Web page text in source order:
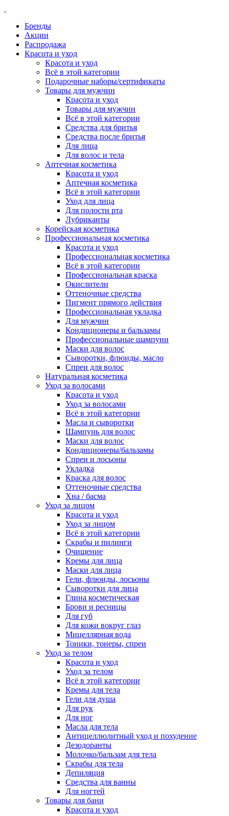
Бренды
Акции
Распродажа
Красота и уход
Красота и уход
Всё в этой категории
Подарочные наборы/сертификаты
Товары для мужчин
Красота и уход
Товары для мужчин
Всё в этой категории
Средства для бритья
Средства после бритья
Для лица
Для волос и тела
Аптечная косметика
Красота и уход
Аптечная косметика
Всё в этой категории
Уход для лица
Для полости рта
Лубриканты
Корейская косметика
Профессиональная косметика
Красота и уход
Профессиональная косметика
Всё в этой категории
Профессиональная краска
Окислители
Оттеночные средства
Пигмент прямого действия
Профессиональная укладка
Для мужчин
Кондиционеры и бальзамы
Профессиональные шампуни
Маски для волос
Сыворотки, флюиды, масло
Спреи для волос
Натуральная косметика
Уход за волосами
Красота и уход
Уход за волосами
Всё в этой категории
Масла и сыворотки
Шампунь для волос
Маски для волос
Кондиционеры/бальзамы
Спреи и лосьоны
Укладка
Краска для волос
Оттеночные средства
Хна / басма
Уход за лицом
Красота и уход
Уход за лицом
Всё в этой категории
Скрабы и пилинги
Очищение
Кремы для лица
Маски для лица
Гели, флюиды, лосьоны
Сыворотки для лица
Глина косметическая
Брови и ресницы
Для губ
Для кожи вокруг глаз
Мицеллярная вода
Тоники, тонеры, спреи
Уход за телом
Красота и уход
Уход за телом
Всё в этой категории
Кремы для тела
Гели для душа
Для рук
Для ног
Масла для тела
Антицеллюлитный уход и похудение
Дезодоранты
Молочко/бальзам для тела
Скрабы для тела
Депиляция
Средства для ванны
Для ногтей
Товары для бани
Красота и уход